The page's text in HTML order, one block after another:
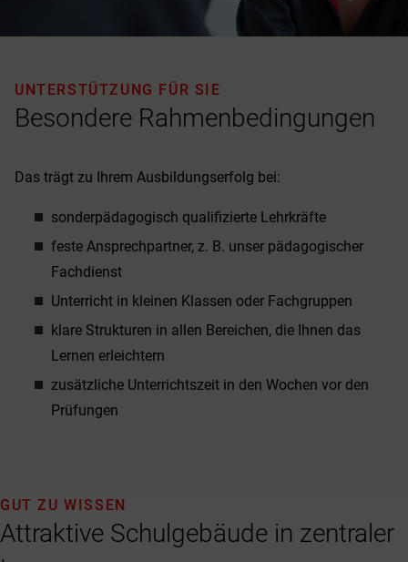
Besondere Rahmenbedingungen
UNTERSTÜTZUNG FÜR SIE
Das trägt zu Ihrem Ausbildungserfolg bei:
sonderpädagogisch qualifizierte Lehrkräfte
feste Ansprechpartner, z. B. unser pädagogischer
Fachdienst
Unterricht in kleinen Klassen oder Fachgruppen
klare Strukturen in allen Bereichen, die Ihnen das
Lernen erleichtern
zusätzliche Unterrichtszeit in den Wochen vor den
Prüfungen
Attraktive Schulgebäude in zentraler
GUT ZU WISSEN